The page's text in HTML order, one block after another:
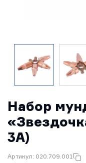
Набор
3А)
Артикул: 020.709.001